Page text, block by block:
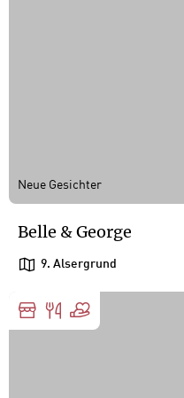
Neue Gesichter
Belle & George
9. Alsergrund